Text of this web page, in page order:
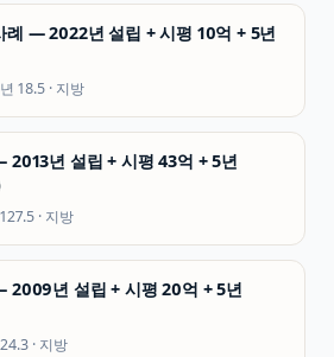
례 — 2022년 설립 + 시평 10억 + 5년
년18.5· 지방
2013년 설립 + 시평 43억 + 5년
127.5· 지방
2009년 설립 + 시평 20억 + 5년
24.3· 지방